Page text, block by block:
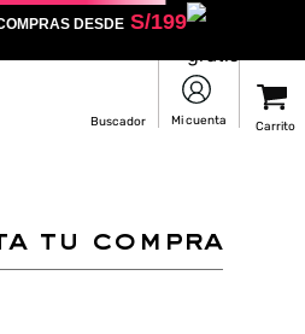
DESDES/199
tu compra